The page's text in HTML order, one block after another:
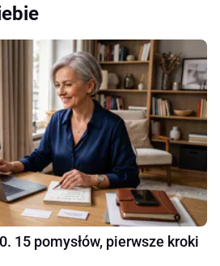
15 pomysłów, pierwsze kroki